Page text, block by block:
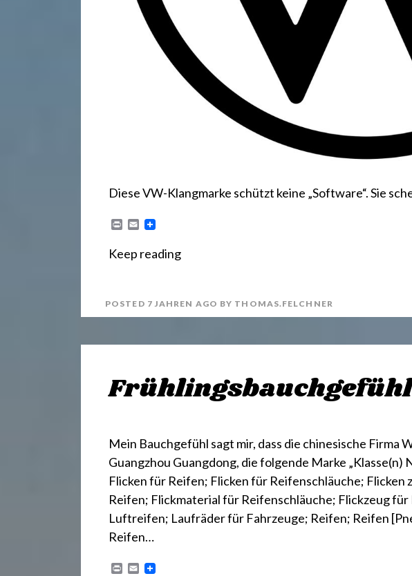
Diese VW-Klangmarke schützt keine „Software“. Sie
P
n
E
i
Keep reading
POSTED 7 JAHREN AGO BY THOMAS.FELCHNER
Mein Bauchgefühl sagt mir, dass die chinesische Firma
Guangzhou Guangdong, die folgende Marke
Flicken für Reifen; Flicken für Reifenschläuche;
Reifen; Flickmaterial für Reifenschläuche; Flickzeug
Luftreifen; Laufräder für Fahrzeuge; Reifen; Reifen
Reifen…
P
E